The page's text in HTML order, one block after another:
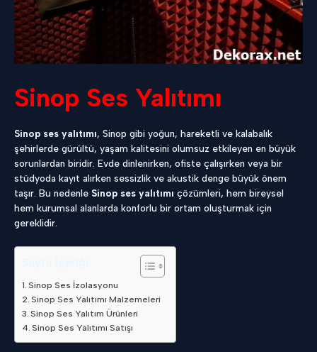
Sinop Ses Yalıtımı
Sinop ses yalıtımı, Sinop gibi yoğun, hareketli ve kalabalık
şehirlerde gürültü, yaşam kalitesini olumsuz etkileyen en büyük
sorunlardan biridir. Evde dinlenirken, ofiste çalışırken veya bir
stüdyoda kayıt alırken sessizlik ve akustik denge büyük önem
taşır. Bu nedenle Sinop ses yalıtımı çözümleri, hem bireysel
hem kurumsal alanlarda konforlu bir ortam oluşturmak için
gereklidir.
Sinop Ses İzolasyonu
Sinop Ses Yalıtımı Malzemeleri
Sinop Ses Yalıtım Ürünleri
Sinop Ses Yalıtımı Satışı